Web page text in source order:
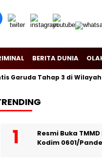
BERITA DUNIA
Tahap 3 di Wilayah
Resmi Buka TMMD
Kodim 0601/